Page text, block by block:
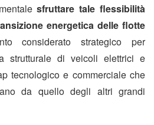
sfruttare tale flessibilità
energetica delle flotte
considerato strategico per
strutturale di veicoli elettrici e
tecnologico e commerciale che
da quello degli altri grandi